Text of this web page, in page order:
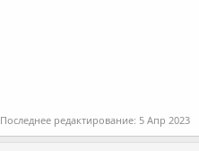
Последнее редактирование: 5 Апр 2023